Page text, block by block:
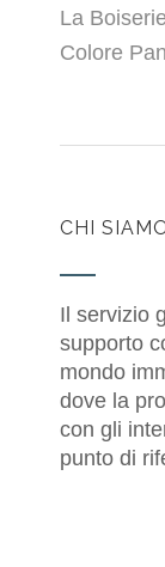
La
Colore
CHI
Il servizio
supporto
mondo
dove la
con gli
punto di